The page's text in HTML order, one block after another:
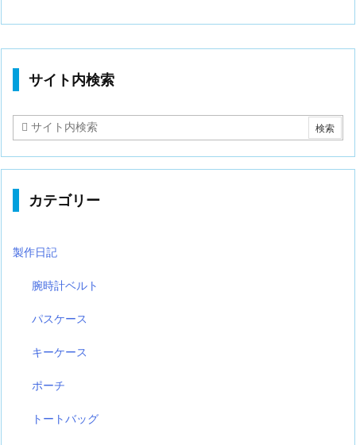
サイト内検索
カテゴリー
製作日記
腕時計ベルト
パスケース
キーケース
ポーチ
トートバッグ